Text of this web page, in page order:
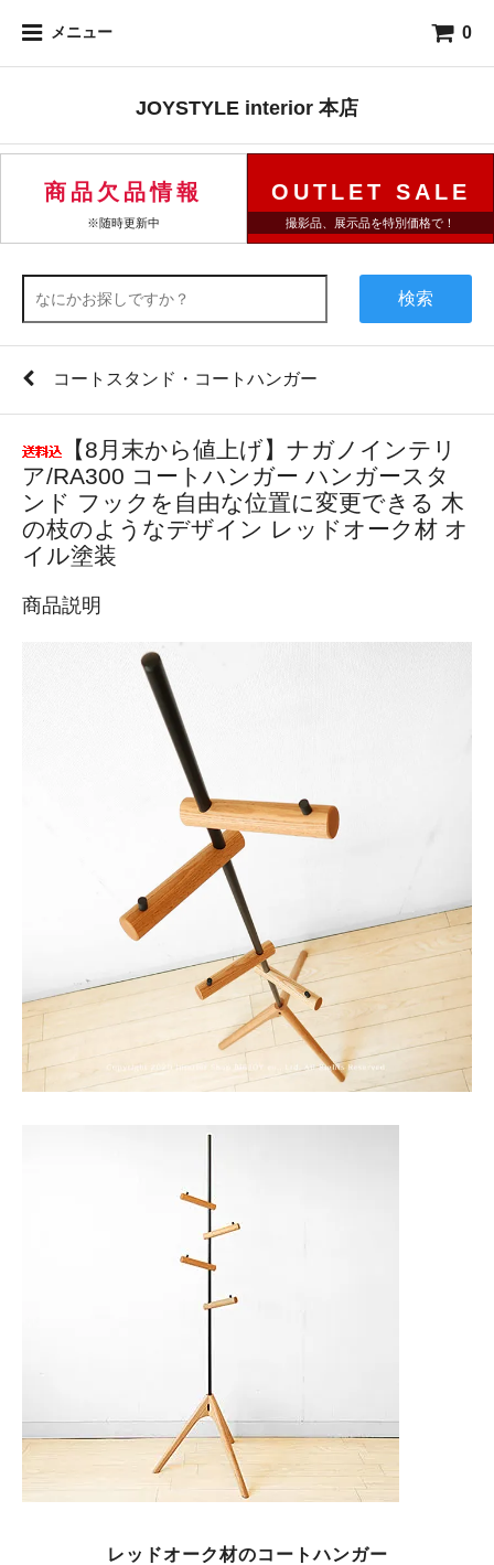
メニュー 0
JOYSTYLE interior 本店
商品欠品情報
※随時更新中
OUTLET SALE
撮影品、展示品を特別価格で！
検索
コートスタンド・コートハンガー
【8月末から値上げ】ナガノインテリ
ア/RA300 コートハンガー ハンガースタ
ンド フックを自由な位置に変更できる 木
の枝のようなデザイン レッドオーク材 オ
イル塗装
商品説明
レッドオーク材のコートハンガー